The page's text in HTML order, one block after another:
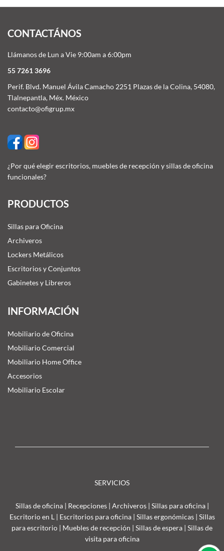
CONTACTÁNOS
Llámanos de Lun a Vie 9:00am a 6:00pm
55 7261 3696
Perif. Blvd. Manuel Ávila Camacho 2251 Plazas de la Colina, 54080,
Tlalnepantla, Méx. México
contacto@ofigrup.mx
¿Por qué elegir escritorios, muebles de recepción y sillas de oficina
funcionales?
PRODUCTOS
Sillas para Oficina
Archiveros
Lockers Metálicos
Escritorios y Conjuntos
Gabinetes y Libreros
INFORMACIÓN
Mobiliario de Oficina
Mobiliario Comercial
Mobiliario Home Office
Accesorios
Mobiliario Escolar
SERVICIOS
Sillas de oficina| Recepciones| Archiveros| Sillas para oficina|
Escritorio en L | Escritorios para oficina| Sillas ergonómicas| Sillas
para escritorio | Muebles de recepción | Sillas de espera | Sillas de
visita para oficina